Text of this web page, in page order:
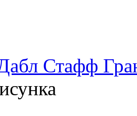
Стафф